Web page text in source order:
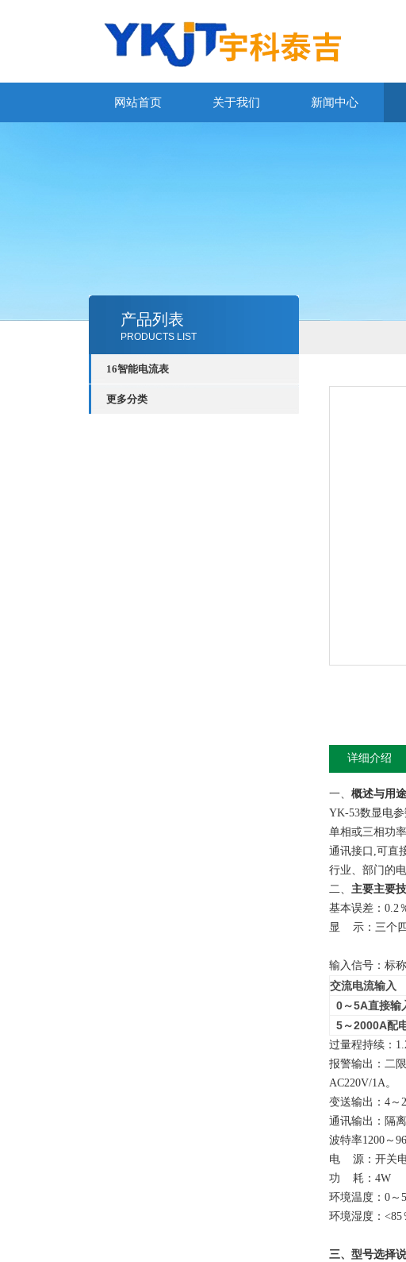
网站首页 关于我们 新闻中心
产品列表
PRODUCTS LIST
16智能电流表
更多分类
详细介绍
一、 概述与用途
YK-53数显电
单相或三相功
通讯接口,可直
行业、部门的
二、 主要主要
基本误差：0.2
显 示：三个
输入信号：标
交流电流输入
0～5A直接输
5～2000A配
过量程持续：
报警输出：二
AC220V/1A。
变送输出：4～
通讯输出：隔
波特率1200～
电 源：开关电
功 耗：4W
环境温度：0～
环境湿度：<85
三、型号选择